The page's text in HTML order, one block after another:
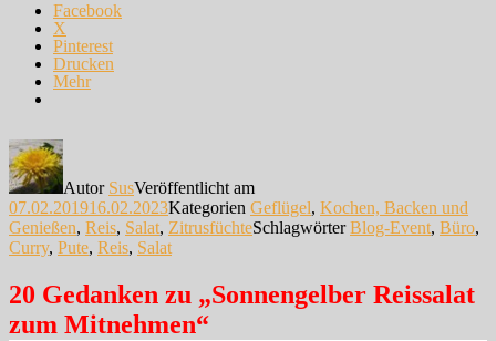
Facebook
X
Pinterest
Drucken
Mehr
Autor SusVeröffentlicht am
07.02.201916.02.2023Kategorien Geflügel, Kochen, Backen und
Genießen, Reis, Salat, ZitrusfüchteSchlagwörterBlog-Event, Büro,
Curry, Pute, Reis, Salat
20 Gedanken zu „Sonnengelber Reissalat
zum Mitnehmen“